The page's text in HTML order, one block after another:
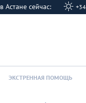
в Астане сейчас: +34
ЭКСТРЕННАЯ ПОМОЩЬ